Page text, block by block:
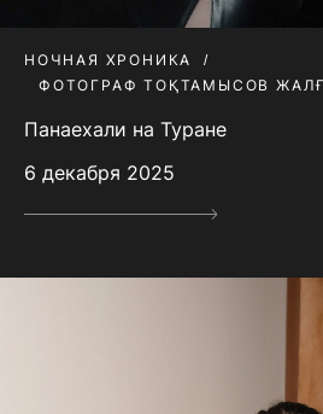
НОЧНАЯ ХРОНИКА
ФОТОГРАФ ТОҚТАМЫСОВ
Панаехали на Туране
6 декабря 2025